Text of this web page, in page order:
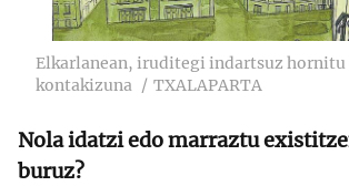
Elkarlanean, iruditegi indartsuz hornitu
kontakizuna
TXALAPARTA
Nola idatzi edo marraztu
buruz?